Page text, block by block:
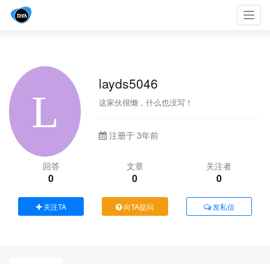
layds5046
这家伙很懒，什么也没写！
注册于 3年前
回答
0
文章
0
关注者
0
关注TA 向TA提问 发私信